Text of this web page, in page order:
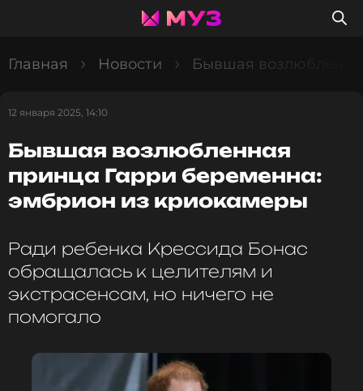
Главная Новости Бывшая
12 января 2025, 14:10
Бывшая возлюбленная
принца Гарри беременна:
эмбрион из криокамеры
Ради ребенка Крессида Бонас
обращалась к целителям и
экстрасенсам, но ничего не
помогало